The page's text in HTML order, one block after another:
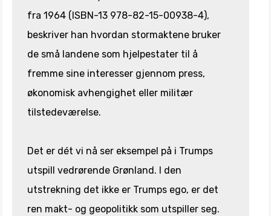
fra 1964 (ISBN-13 978-82-15-00938-4),
beskriver han hvordan stormaktene bruker
de små landene som hjelpestater til å
fremme sine interesser gjennom press,
økonomisk avhengighet eller militær
tilstedeværelse.
Det er dét vi nå ser eksempel på i Trumps
utspill vedrørende Grønland. I den
utstrekning det ikke er Trumps ego, er det
ren makt- og geopolitikk som utspiller seg.